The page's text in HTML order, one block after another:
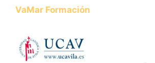
VaMar Formación